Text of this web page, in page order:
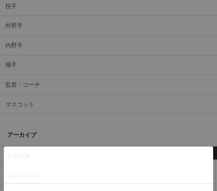
投手
外野手
内野手
捕手
監督・コーチ
マスコット
アーカイブ